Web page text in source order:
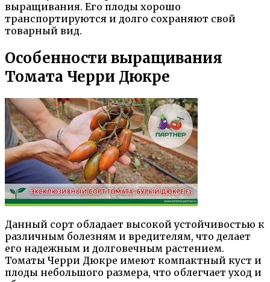
выращивания. Его плоды хорошо
транспортируются и долго сохраняют свой
товарный вид.
Особенности выращивания
Томата Черри Дюкре
Данный сорт обладает высокой устойчивостью к
различным болезням и вредителям, что делает
его надежным и долговечным растением.
Томаты Черри Дюкре имеют компактный куст и
плоды небольшого размера, что облегчает уход и